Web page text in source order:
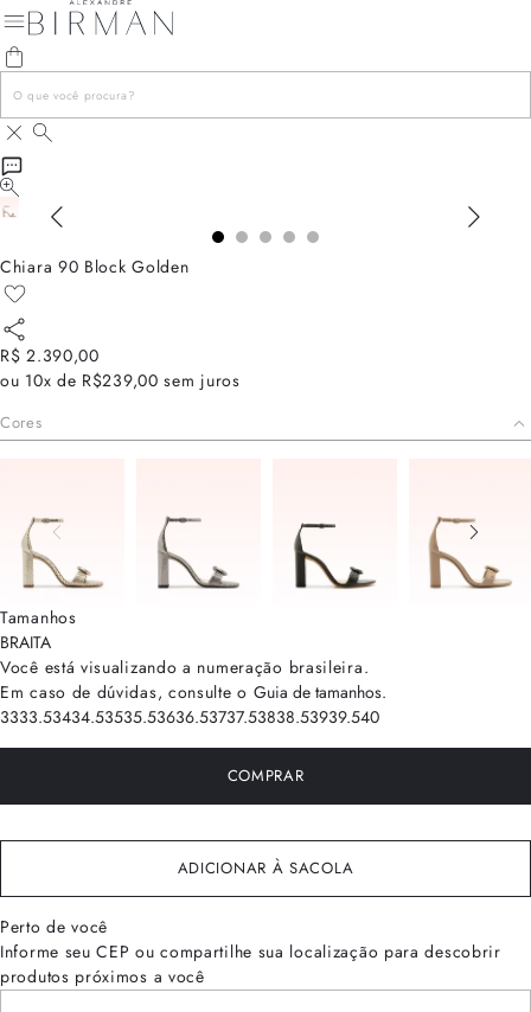
Chiara 90 Block Golden
R$ 2.390,00
ou 10x de R$239,00 sem juros
Cores
Tamanhos
BRAITA
Você está visualizando a numeração brasileira.
Em caso de dúvidas, consulte o Guia de tamanhos.
3333.53434.53535.53636.53737.53838.53939.540
COMPRAR
ADICIONAR À SACOLA
Perto de você
Informe seu CEP ou compartilhe sua localização para descobrir
produtos próximos a você